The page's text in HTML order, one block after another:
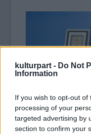
kulturpart - Do Not
Information
If you wish to opt-out
processing of your
targeted advertising by
section to confirm your